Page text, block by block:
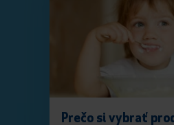
Prečo si vybrať